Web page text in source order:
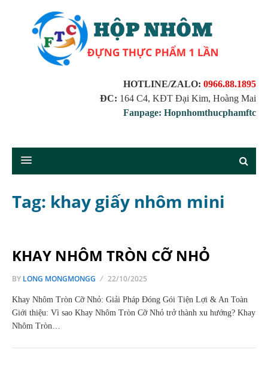
HOTLINE/ZALO: 0966.88.1895
ĐC: 164 C4, KĐT Đại Kim, Hoàng Mai
Fanpage: Hopnhomthucphamftc
Tag: khay giấy nhôm mini
KHAY NHÔM TRÒN CỠ NHỎ
BY LONG MONGMONGG 22/10/2025
Khay Nhôm Tròn Cỡ Nhỏ: Giải Pháp Đóng Gói Tiện Lợi & An Toàn
Giới thiệu: Vì sao Khay Nhôm Tròn Cỡ Nhỏ trở thành xu hướng? Khay
Nhôm Tròn…